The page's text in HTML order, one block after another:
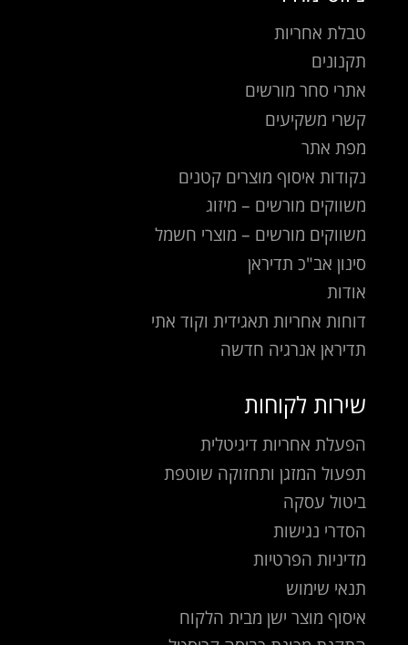
טבלת אחריות
תקנונים
אתרי סחר מורשים
קשרי משקיעים
מפת אתר
נקודות איסוף מוצרים קטנים
משווקים מורשים – מיזוג
משווקים מורשים – מוצרי חשמל
סינון אב"כ תדיראן
אודות
דוחות אחריות תאגידית וקוד אתי
תדיראן אנרגיה חדשה
שירות לקוחות
הפעלת אחריות דיגיטלית
תפעול המזגן ותחזוקה שוטפת
ביטול עסקה
הסדרי נגישות
מדיניות הפרטיות
תנאי שימוש
איסוף מוצר ישן מבית הלקוח